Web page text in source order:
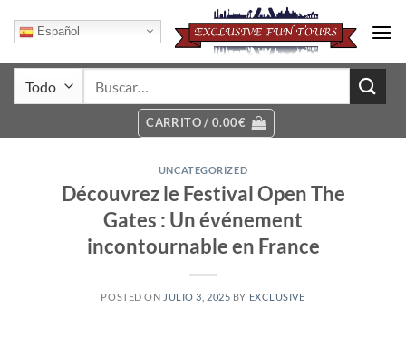
Español
CARRITO /0.00€
UNCATEGORIZED
Découvrez le Festival Open The
Gates : Un événement
incontournable en France
POSTED ON JULIO 3, 2025 BY EXCLUSIVE